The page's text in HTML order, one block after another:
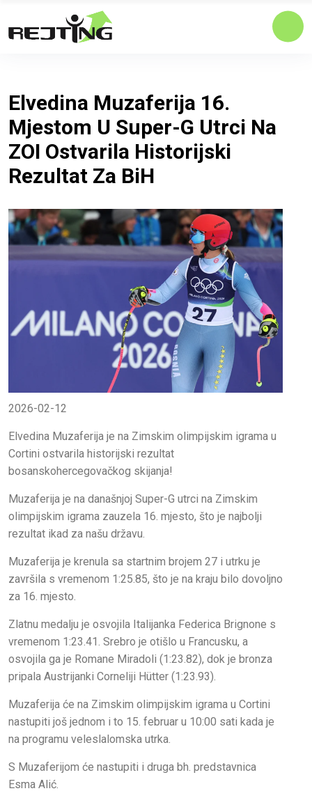
Elvedina Muzaferija 16.
Mjestom U Super-G Utrci Na
ZOI Ostvarila Historijski
Rezultat Za BiH
2026-02-12
Elvedina Muzaferija je na Zimskim olimpijskim igrama u
Cortini ostvarila historijski rezultat
bosanskohercegovačkog skijanja!
Muzaferija je na današnjoj Super-G utrci na Zimskim
olimpijskim igrama zauzela 16. mjesto, što je najbolji
rezultat ikad za našu državu.
Muzaferija je krenula sa startnim brojem 27 i utrku je
završila s vremenom 1:25.85, što je na kraju bilo dovoljno
za 16. mjesto.
Zlatnu medalju je osvojila Italijanka Federica Brignone s
vremenom 1:23.41. Srebro je otišlo u Francusku, a
osvojila ga je Romane Miradoli (1:23.82), dok je bronza
pripala Austrijanki Corneliji Hütter (1:23.93).
Muzaferija će na Zimskim olimpijskim igrama u Cortini
nastupiti još jednom i to 15. februar u 10:00 sati kada je
na programu veleslalomska utrka.
S Muzaferijom će nastupiti i druga bh. predstavnica
Esma Alić.